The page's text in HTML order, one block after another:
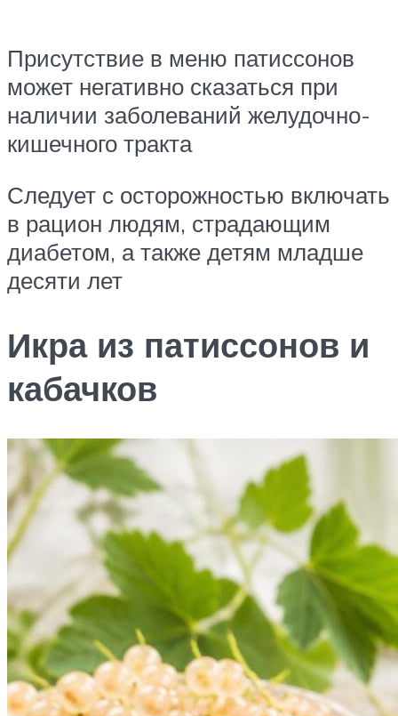
Присутствие в меню патиссонов
может негативно сказаться при
наличии заболеваний желудочно-
кишечного тракта
Следует с осторожностью включать
в рацион людям, страдающим
диабетом, а также детям младше
десяти лет
Икра из патиссонов и
кабачков